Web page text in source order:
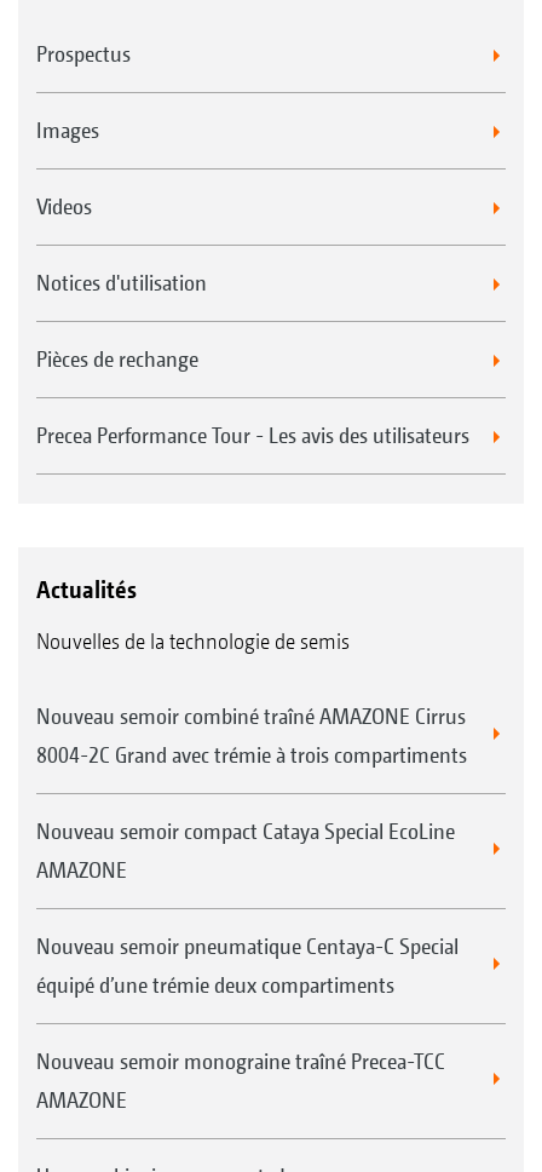
Prospectus
Images
Videos
Notices d'utilisation
Pièces de rechange
Precea Performance Tour - Les avis des utilisateurs
Actualités
Nouvelles de la technologie de semis
Nouveau semoir combiné traîné AMAZONE Cirrus
8004-2C Grand avec trémie à trois compartiments
Nouveau semoir compact Cataya Special EcoLine
AMAZONE
Nouveau semoir pneumatique Centaya-C Special
équipé d’une trémie deux compartiments
Nouveau semoir monograine traîné Precea-TCC
AMAZONE